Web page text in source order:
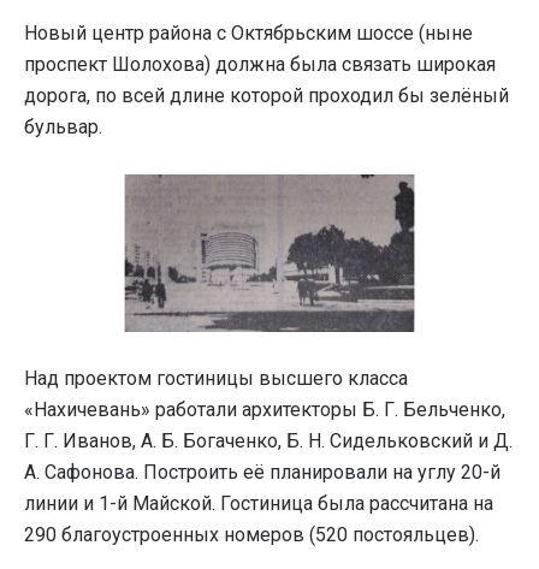
Новый центр района с Октябрьским шоссе (ныне
проспект Шолохова) должна была связать широкая
дорога, по всей длине которой проходил бы зелёный
бульвар.
Над проектом гостиницы высшего класса
«Нахичевань» работали архитекторы Б. Г. Бельченко,
Г. Г. Иванов, А. Б. Богаченко, Б. Н. Сидельковский и Д.
А. Сафонова. Построить её планировали на углу 20-й
линии и 1-й Майской. Гостиница была рассчитана на
290 благоустроенных номеров (520 постояльцев).